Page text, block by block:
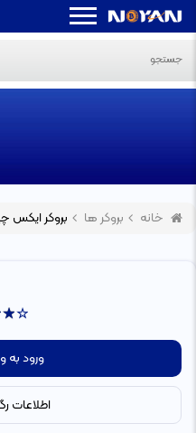
خانه بروکر ها بروکر ایکس
ورود به وب سایت اصلی
اطلاعات